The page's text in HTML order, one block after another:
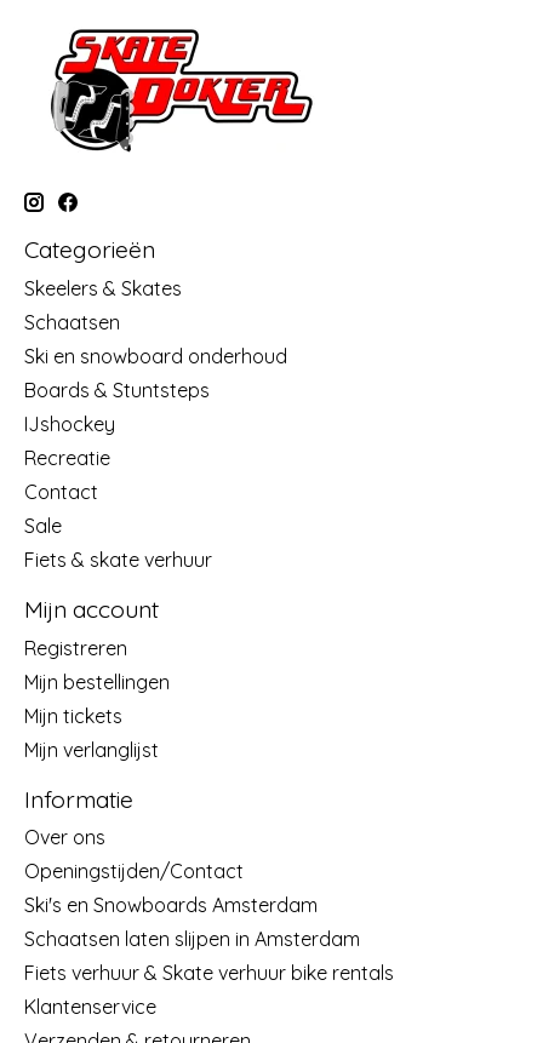
Categorieën
Skeelers & Skates
Schaatsen
Ski en snowboard onderhoud
Boards & Stuntsteps
IJshockey
Recreatie
Contact
Sale
Fiets & skate verhuur
Mijn account
Registreren
Mijn bestellingen
Mijn tickets
Mijn verlanglijst
Informatie
Over ons
Openingstijden/Contact
Ski's en Snowboards Amsterdam
Schaatsen laten slijpen in Amsterdam
Fiets verhuur & Skate verhuur bike rentals
Klantenservice